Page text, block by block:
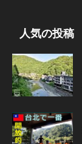
人気の投稿